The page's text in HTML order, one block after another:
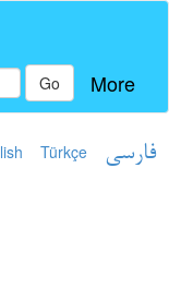
Go More
Türkçe فارسی